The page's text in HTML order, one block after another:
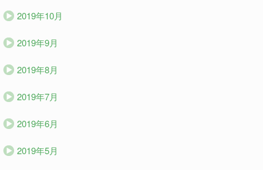
2019年10月
2019年9月
2019年8月
2019年7月
2019年6月
2019年5月